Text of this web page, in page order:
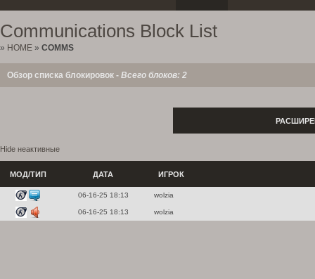
Communications Block List
» HOME » COMMS
Обзор списка блокировок - Всего блоков: 2
Hide неактивные
МОД/ТИП ДАТА ИГРОК
06-16-25 18:13 wolzia
06-16-25 18:13 wolzia